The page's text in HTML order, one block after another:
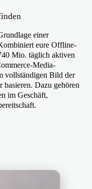
einer
eure Offline-
Mio. täglich aktiven
Media-
vollständigen Bild der
basieren. Dazu gehören
im Geschäft,